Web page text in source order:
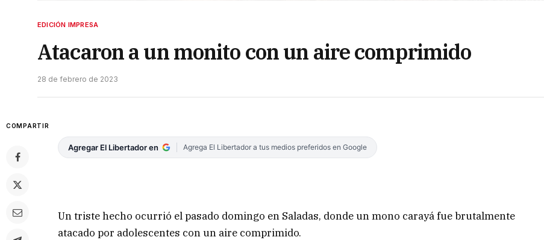
EDICIÓN IMPRESA
Atacaron a un monito con un aire comprimido
28 de febrero de 2023
COMPARTIR
Agregar El Libertador en Agrega El Libertador a tus medios preferidos en Google
Un triste hecho ocurrió el pasado domingo en Saladas, donde un mono carayá fue brutalmente
atacado por adolescentes con un aire comprimido.